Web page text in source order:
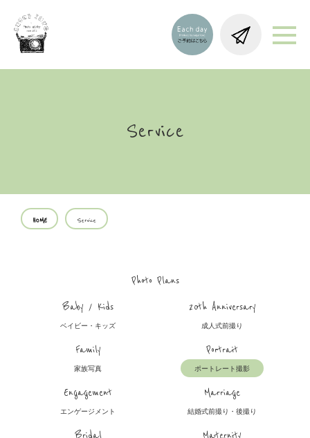
Service
HOME Service
Photo Plans
Baby / Kids
ベイビー・キッズ
20th Anniversary
成人式前撮り
Family
家族写真
Portrait
ポートレート撮影
Engagement
エンゲージメント
Marriage
結婚式前撮り・後撮り